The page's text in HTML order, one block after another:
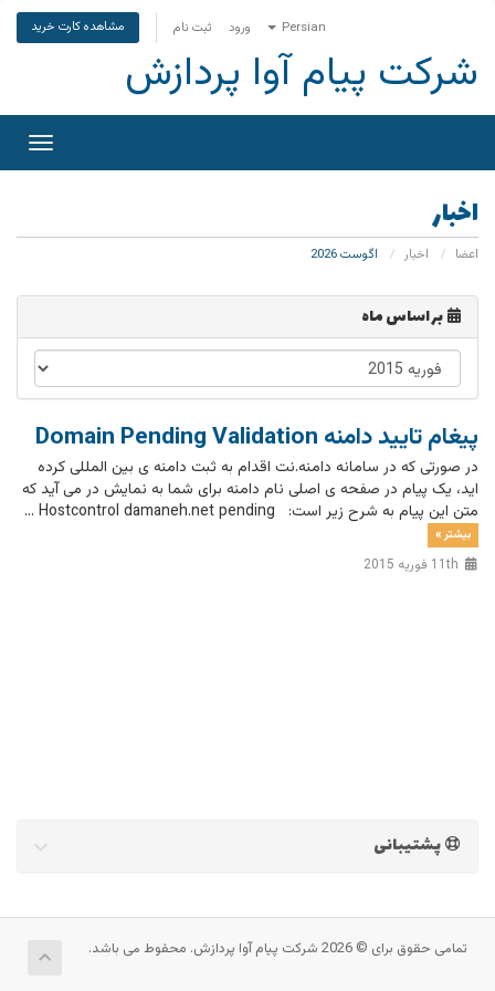
Persian ورود ثبت نام مشاهده کارت خرید
شرکت پیام آوا پردازش
تغییر
اخبار
اعضا اخبار اگوست 2026
بر اساس ماه
پیغام تایید دامنه Domain Pending Validation
در صورتی که در سامانه دامنه.نت اقدام به ثبت دامنه ی بین المللی کرده
اید، یک پیام در صفحه ی اصلی نام دامنه برای شما به نمایش در می آید که
متن این پیام به شرح زیر است: Hostcontrol damaneh.net pending ...
بیشتر »
پشتیبانی
تمامی حقوق برای © 2026 شرکت پیام آوا پردازش. محفوط می باشد.